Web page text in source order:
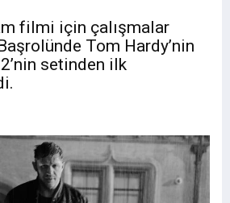
filmi için çalışmalar
Tom Hardy’nin
setinden ilk